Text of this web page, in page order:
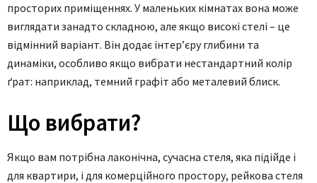
просторих приміщеннях. У маленьких кімнатах вона може
виглядати занадто складною, але якщо високі стелі – це
відмінний варіант. Він додає інтер’єру глибини та
динаміки, особливо якщо вибрати нестандартний колір
ґрат: наприклад, темний графіт або металевий блиск.
Що вибрати?
Якщо вам потрібна лаконічна, сучасна стеля, яка підійде і
для квартири, і для комерційного простору, рейкова стеля